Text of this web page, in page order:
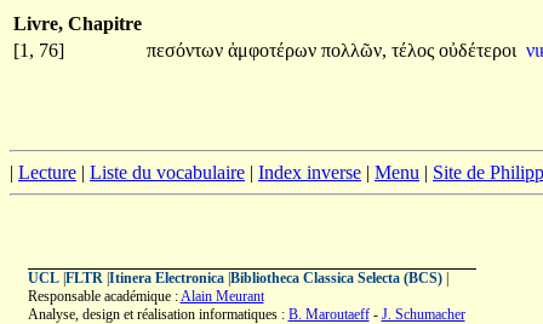
Livre, Chapitre
[1, 76]
πεσόντων ἀμφοτέρων πολλῶν, τέλος οὐδέτεροι
| Lecture | Liste du vocabulaire | Index inverse | Menu | Site de
UCL| FLTR| Itinera Electronica| Bibliotheca Classica Selecta (BCS)|
Responsable académique :Alain Meurant
Analyse, design et réalisation informatiques : B. Maroutaeff- J. Schumacher